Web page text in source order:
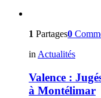
1 Partages0
in Actualités
Valence :
à Montélimar